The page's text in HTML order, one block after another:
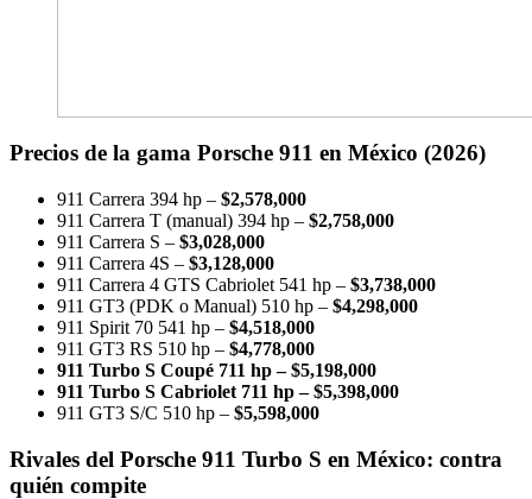
Precios de la gama Porsche 911 en México (2026)
911 Carrera 394 hp – $2,578,000
911 Carrera T (manual) 394 hp – $2,758,000
911 Carrera S – $3,028,000
911 Carrera 4S – $3,128,000
911 Carrera 4 GTS Cabriolet 541 hp – $3,738,000
911 GT3 (PDK o Manual) 510 hp – $4,298,000
911 Spirit 70 541 hp – $4,518,000
911 GT3 RS 510 hp – $4,778,000
911 Turbo S Coupé 711 hp – $5,198,000
911 Turbo S Cabriolet 711 hp – $5,398,000
911 GT3 S/C 510 hp – $5,598,000
Rivales del Porsche 911 Turbo S en México: contra
quién compite